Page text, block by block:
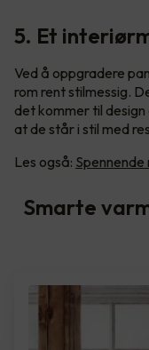
5. Et
Ved å oppgradere
rom rent stilmessig.
det kommer til
at de står i stil med
Les også:
Smarte